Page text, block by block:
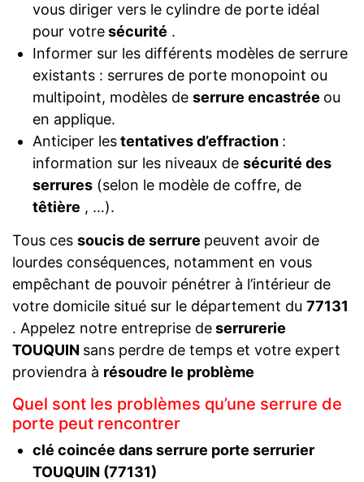
vous diriger vers le cylindre de porte idéal
pour votresécurité .
Informer sur les différents modèles de serrure
existants : serrures de porte monopoint ou
multipoint, modèles de serrure encastrée ou
en applique.
Anticiper lestentatives d’effraction :
information sur les niveaux de sécurité des
serrures(selon le modèle de coffre, de
têtière , …).
Tous ces soucis de serrure peuvent avoir de
lourdes conséquences, notamment en vous
empêchant de pouvoir pénétrer à l’intérieur de
votre domicile situé sur le département du 77131
. Appelez notre entreprise deserrurerie
TOUQUIN sans perdre de temps et votre expert
proviendra à résoudre le problème
Quel sont les problèmes qu’une serrure de
porte peut rencontrer
clé coincée dans serrure porte serrurier
TOUQUIN (77131)